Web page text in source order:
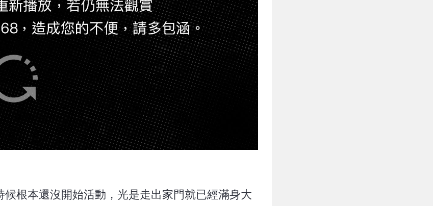
根本還沒開始活動，光是走出家門就已經滿身大